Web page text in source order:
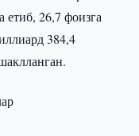
етиб, 26,7 фоизга
384,4